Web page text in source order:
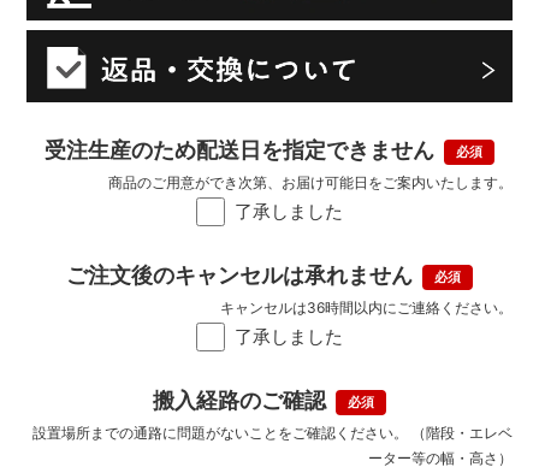
受注生産のため配送日を指定できません
了承しました
商品のご用意ができ次第、お届け可能日をご案内いたします。
ご注文後のキャンセルは承れません
了承しました
キャンセルは36時間以内にご連絡ください。
搬入経路のご確認
設置場所までの通路に問題がないことをご確認ください。 （階段・エレベ
ーター等の幅・高さ）